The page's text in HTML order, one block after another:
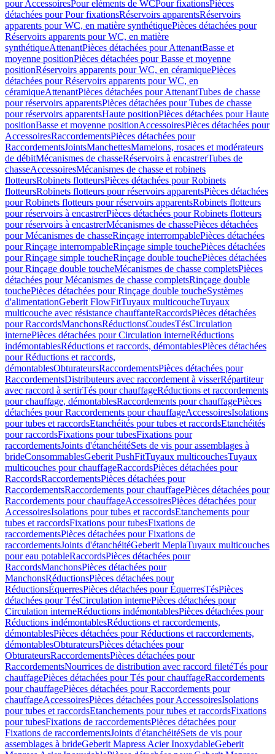
pour AccessoiresPour eléments de WCPour fixationsPièces
détachées pour Pour fixationsRéservoirs apparentsRéservoirs
apparents pour WC, en matière synthétiquePièces détachées pour
Réservoirs apparents pour WC, en matière
synthétiqueAttenantPièces détachées pour AttenantBasse et
moyenne positionPièces détachées pour Basse et moyenne
positionRéservoirs apparents pour WC, en céramiquePièces
détachées pour Réservoirs apparents pour WC, en
céramiqueAttenantPièces détachées pour AttenantTubes de chasse
pour réservoirs apparentsPièces détachées pour Tubes de chasse
pour réservoirs apparentsHaute positionPièces détachées pour Haute
positionBasse et moyenne positionAccessoiresPièces détachées pour
AccessoiresRaccordementsPièces détachées pour
RaccordementsJointsManchettesMamelons, rosaces et modérateurs
de débitMécanismes de chasseRéservoirs à encastrerTubes de
chasseAccessoiresMécanismes de chasse et robinets
flotteursRobinets flotteursPièces détachées pour Robinets
flotteursRobinets flotteurs pour réservoirs apparentsPièces détachées
pour Robinets flotteurs pour réservoirs apparentsRobinets flotteurs
pour réservoirs à encastrerPièces détachées pour Robinets flotteurs
pour réservoirs à encastrerMécanismes de chassePièces détachées
pour Mécanismes de chasseRinçage interrompablePièces détachées
pour Rinçage interrompableRinçage simple touchePièces détachées
pour Rinçage simple toucheRinçage double touchePièces détachées
pour Rinçage double toucheMécanismes de chasse completsPièces
détachées pour Mécanismes de chasse completsRinçage double
touchePièces détachées pour Rinçage double toucheSystèmes
d'alimentationGeberit FlowFitTuyaux multicoucheTuyaux
multicouche avec résistance chauffanteRaccordsPièces détachées
pour RaccordsManchonsRéductionsCoudesTésCirculation
internePièces détachées pour Circulation interneRéductions
indémontablesRéductions et raccords, démontablesPièces détachées
pour Réductions et raccords,
démontablesObturateursRaccordementsPièces détachées pour
RaccordementsDistributeurs avec raccordement à visserRépartiteur
avec raccord à sertirTés pour chauffageRéductions et raccordements
pour chauffage, démontablesRaccordements pour chauffagePièces
détachées pour Raccordements pour chauffageAccessoiresIsolations
pour tubes et raccordsEtanchéités pour tubes et raccordsEtanchéités
pour raccordsFixations pour tubesFixations pour
raccordementsJoints d'étanchéitéSets de vis pour assemblages à
brideConsommablesGeberit PushFitTuyaux multicouchesTuyaux
multicouches pour chauffageRaccordsPièces détachées pour
RaccordsRaccordementsPièces détachées pour
RaccordementsRaccordements pour chauffagePièces détachées pour
Raccordements pour chauffageAccessoiresPièces détachées pour
AccessoiresIsolations pour tubes et raccordsEtanchements pour
tubes et raccordsFixations pour tubesFixations de
raccordementsPièces détachées pour Fixations de
raccordementsJoints d'étanchéitéGeberit MeplaTuyaux multicouches
pour eau potableRaccordsPièces détachées pour
RaccordsManchonsPièces détachées pour
ManchonsRéductionsPièces détachées pour
RéductionsÉquerresPièces détachées pour ÉquerresTésPièces
détachées pour TésCirculation internePièces détachées pour
Circulation interneRéductions indémontablesPièces détachées pour
Réductions indémontablesRéductions et raccordements,
démontablesPièces détachées pour Réductions et raccordements,
démontablesObturateursPièces détachées pour
ObturateursRaccordementsPièces détachées pour
RaccordementsNourrices de distribution avec raccord filetéTés pour
chauffagePièces détachées pour Tés pour chauffageRaccordements
pour chauffagePièces détachées pour Raccordements pour
chauffageAccessoiresPièces détachées pour AccessoiresIsolations
pour tubes et raccordsEtanchements pour tubes et raccordsFixations
pour tubesFixations de raccordementsPièces détachées pour
Fixations de raccordementsJoints d'étanchéitéSets de vis pour
assemblages à brideGeberit Mapress Acier InoxydableGeberit